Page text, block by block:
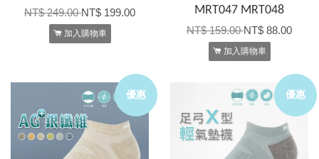
NT$ 249.00NT$ 199.00
加入購物車
MRT047 MRT048
NT$ 159.00NT$ 88.00
加入購物車
優惠 優惠